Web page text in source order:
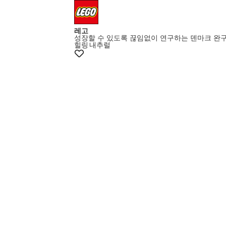
레고
성장할 수 있도록 끊임없이 연구하는 덴마크 완
힐링 내추럴